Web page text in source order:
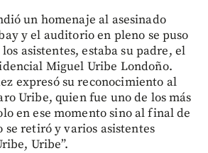
un homenaje al asesinado
y el auditorio en pleno se puso
asistentes, estaba su padre, el
Miguel Uribe Londoño.
expresó su reconocimiento al
Uribe, quien fue uno de los más
en ese momento sino al final de
se retiró y varios asistentes
Uribe”.